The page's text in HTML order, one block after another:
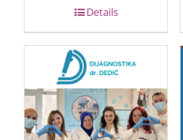
Details